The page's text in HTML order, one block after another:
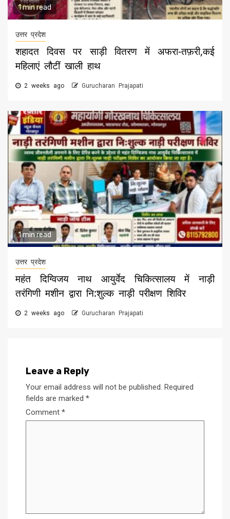
1 min read
उत्तर प्रदेश
शहादत दिवस पर साड़ी वितरण में अफरा-तफ़री,कई
महिलाएं लौटीं खाली हाथ
2 weeks ago Gurucharan Prajapati
1 min read
उत्तर प्रदेश
महंत दिग्विजय नाथ आयुर्वेद चिकित्सालय में नाड़ी
तरंगिणी मशीन द्वारा नि:शुल्क नाड़ी परीक्षण शिविर
2 weeks ago Gurucharan Prajapati
Leave a Reply
Your email address will not be published. Required
fields are marked *
Comment *